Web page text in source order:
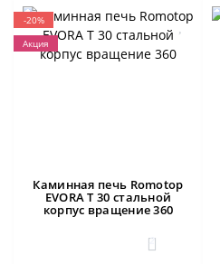
-20%
Акция
Каминная печь Romotop
EVORA T 30 стальной
корпус вращение 360
2